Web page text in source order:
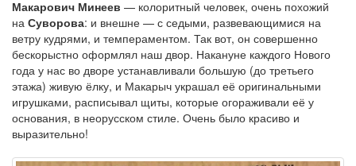
Макарович Минеев — колоритный человек, очень похожий
на Суворова: и внешне — с седыми, развевающимися на
ветру кудрями, и темпераментом. Так вот, он совершенно
бескорыстно оформлял наш двор. Накануне каждого Нового
года у нас во дворе устанавливали большую (до третьего
этажа) живую ёлку, и Макарыч украшал её оригинальными
игрушками, расписывал щиты, которые огораживали её у
основания, в неорусском стиле. Очень было красиво и
выразительно!